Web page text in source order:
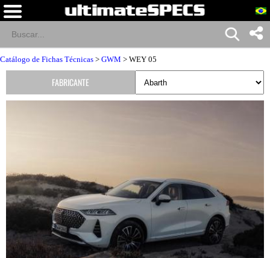
Catálogo de Fichas Técnicas > GWM > WEY 05
FABRICANTE